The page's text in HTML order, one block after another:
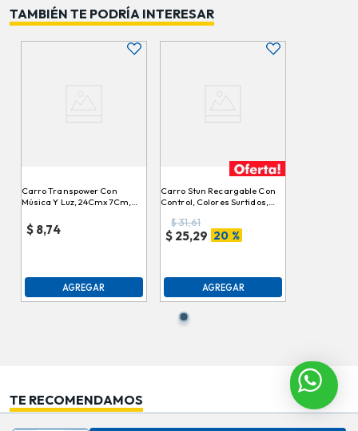
TAMBIÉN TE PODRÍA INTERESAR
Carro Transpower Con
Música Y Luz, 24Cmx7Cm,
$ 8,74
AGREGAR
Carro Stun Recargable Con
Control, Colores Surtidos,
$31,61
$ 25,29 20 %
AGREGAR
TE RECOMENDAMOS